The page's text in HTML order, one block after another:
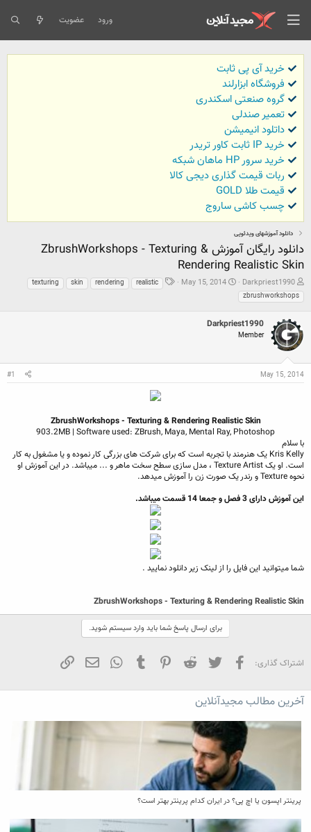
ورود عضویت
خرید آی پی ثابت
فروشگاه ابزارلند
گروه صنعتی اسکندری
تعمیر صندلی
داتلود انیمیشن
خرید IP ثابت کاور تریدر
خرید سرور HP ماهان شبکه
ربات قیمت گذاری دیجی کالا
قیمت طلا GOLD
چسب کاشی ساروج
دانلود آموزشهای ویدئویی
دانلود رایگان آموزش ZbrushWorkshops - Texturing &
Rendering Realistic Skin
ش
ر
و
ک
ن
ن
ه
م
Darkpriest1990
ت
خ
ع
May 15, 2014
ب realistic
rendering
skin
texturing
zbrushworkshops
Darkpriest1990
Member
May 15, 2014
#1
ZbrushWorkshops - Texturing & Rendering Realistic Skin
903.2MB | Software used: ZBrush, Maya, Mental Ray, Photoshop​
با سلام​
Kris Kelly یک هنرمند با تجربه است که برای شرکت های بزرگی کار نموده و یا مشغول به کار
است. او یک Texture Artist ، مدل سازی سطح سخت ماهر و ... میباشد. در این آموزش او
نحوه Texture و رندر یک صورت زن را آموزش میدهد.
این آموزش دارای 3 فصل و جمعا 14 قسمت میباشد.
شما میتوانید این فایل را از لینک زیر دانلود نمایید .
ZbrushWorkshops - Texturing & Rendering Realistic Skin
برای ارسال پاسخ شما باید وارد سیستم شوید.
اشتراک گذاری: فیسبوک تویتر Reddit
Pinterest
Tumblr
WhatsApp
ایمیل
آخرین مطالب مجیدآنلاین
پرینتر اپسون یا اچ پی؟ در ایران کدام پرینتر بهتر است؟